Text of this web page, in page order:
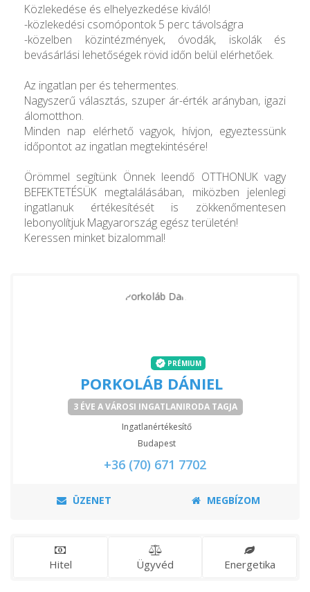
Közlekedése és elhelyezkedése kiváló!
-közlekedési csomópontok 5 perc távolságra
-közelben közintézmények, óvodák, iskolák és
bevásárlási lehetőségek rövid időn belül elérhetőek.
Az ingatlan per és tehermentes.
Nagyszerű választás, szuper ár-érték arányban, igazi
álomotthon.
Minden nap elérhető vagyok, hívjon, egyeztessünk
időpontot az ingatlan megtekintésére!
Örömmel segítünk Önnek leendő OTTHONUK vagy
BEFEKTETÉSÜK megtalálásában, miközben jelenlegi
ingatlanuk értékesítését is zökkenőmentesen
lebonyolítjuk Magyarország egész területén!
Keressen minket bizalommal!
PRÉMIUM
PORKOLÁB DÁNIEL
3 ÉVE A VÁROSI INGATLANIRODA TAGJA
Ingatlanértékesítő
Budapest
+36 (70) 671 7702
ÜZENET MEGBÍZOM
Hitel Ügyvéd Energetika